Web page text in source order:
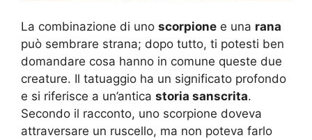
La combinazione di uno scorpione e una rana
può sembrare strana; dopo tutto, ti potesti ben
domandare cosa hanno in comune queste due
creature. Il tatuaggio ha un significato profondo
e si riferisce a un’antica storia sanscrita.
Secondo il racconto, uno scorpione doveva
attraversare un ruscello, ma non poteva farlo